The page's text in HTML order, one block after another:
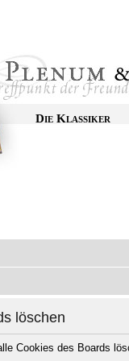
Die Klassiker
löschen
Cookies des Boards